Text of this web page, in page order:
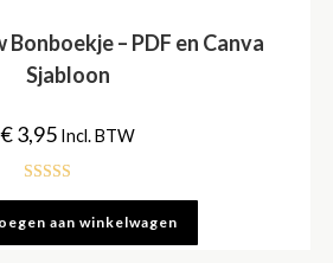
Bonboekje – PDF en Canva
Sjabloon
€3,95 Incl. BTW
Gewaardeerd
5.00uit 5
aan winkelwagen